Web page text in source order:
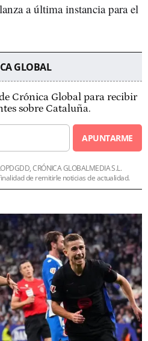
a última instancia para el
GLOBAL
Crónica Global para recibir
sobre Cataluña.
APUNTARME
CRÓNICA GLOBALMEDIA S.L.
de remitirle noticias de actualidad.